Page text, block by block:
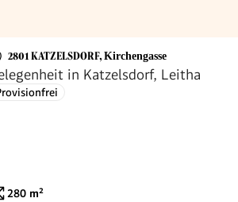
2801 KATZELSDORF, Kirchengasse
in Katzelsdorf, Leitha
280 m²